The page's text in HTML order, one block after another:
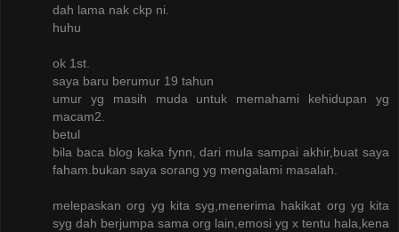
dah lama nak ckp ni.
huhu
ok 1st.
saya baru berumur 19 tahun
umur yg masih muda untuk memahami kehidupan yg
macam2.
betul
bila baca blog kaka fynn, dari mula sampai akhir,buat saya
faham.bukan saya sorang yg mengalami masalah.
melepaskan org yg kita syg,menerima hakikat org yg kita
syg dah berjumpa sama org lain,emosi yg x tentu hala,kena